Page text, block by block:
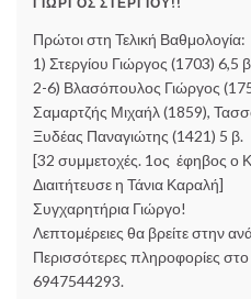
Πρώτοι στη Τελική Βαθμολογία:
1) Στεργίου Γιώργος (1703) 6,5
2-6) Βλασόπουλος Γιώργος
Σαμαρτζής Μιχαήλ (1859),
Ξυδέας Παναγιώτης (1421) 5 β.
[32 συμμετοχές. 1ος έφηβος ο
Διαιτήτευσε η Τάνια Καραλή]
Συγχαρητήρια Γιώργο!
Λεπτομέρειες θα βρείτε στην
Περισσότερες πληροφορίες
6947544293.